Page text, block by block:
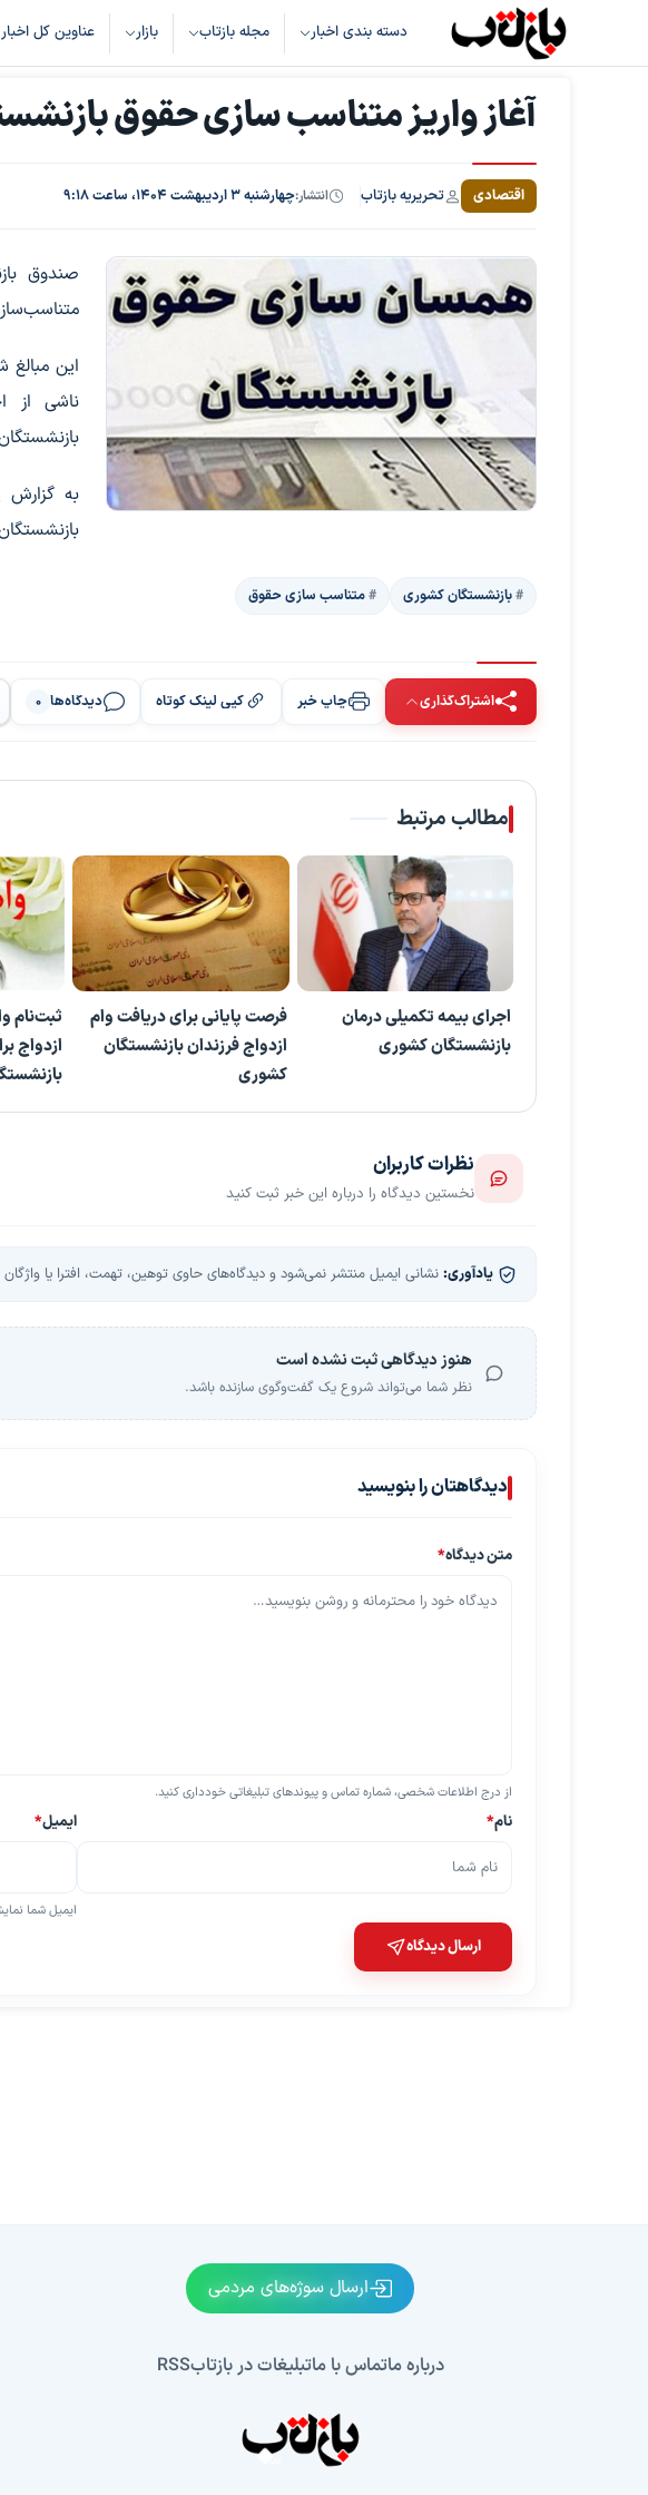
دسته بندی اخبار مجله بازتاب بازار عناوین کل اخبار
آغاز واریز متناسب سازی حقوق
اقتصادی تحریریه بازتاب انتشار:چهارشنبه ۳ اردیبهشت ۱۴۰۴، ساعت ۹:۱۸
صندوق
ناشی از
به گزارش
بازنشستگان بر
بازنشستگان کشوری متناسب سازی حقوق
اشتراک‌گذاری چاپ خبر کپی لینک کوتاه دیدگاه‌ها 0
مطالب مرتبط
اجرای بیمه تکمیلی درمان
بازنشستگان کشوری
فرصت پایانی برای دریافت وام
ازدواج فرزندان بازنشستگان
کشوری
ازدواج
نظرات کاربران
نخستین دیدگاه را درباره این خبر ثبت کنید
یادآوری: نشانی ایمیل منتشر نمی‌شود و دیدگاه‌های حاوی توهین، تهمت، افترا یا
هنوز دیدگاهی ثبت نشده است
نظر شما می‌تواند شروع یک گفت‌وگوی سازنده باشد.
دیدگاهتان را بنویسید
متن دیدگاه*
از درج اطلاعات شخصی، شماره تماس و پیوندهای تبلیغاتی خودداری کنید.
نام* ایمیل*
ایمیل شما
ارسال دیدگاه
ارسال سوژه‌های مردمی
درباره ماتماس با ماتبلیغات در بازتابRSS